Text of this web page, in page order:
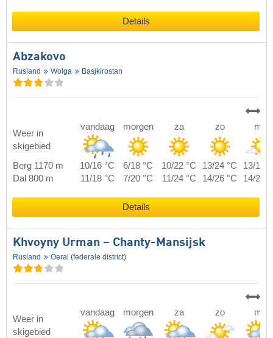
Details
Abzakovo
Rusland Wolga Basjkirostan
Weer in
skigebied
vandaag morgen za zo ma
Berg 1170 m 10/16 °C 6/18 °C 10/22 °C 13/24 °C
13/19
Dal 800 m
11/18 °C 7/20 °C 11/24 °C 14/26 °C 14/21
Details
Khvoyny Urman – Chanty-Mansijsk
Rusland Oeral (federale district)
Weer in
skigebied
vandaag morgen za zo ma